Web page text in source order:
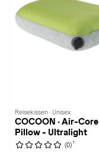
Reisekissen · Unisex
COCOON · Air-Core
Pillow - Ultralight
(0) 1